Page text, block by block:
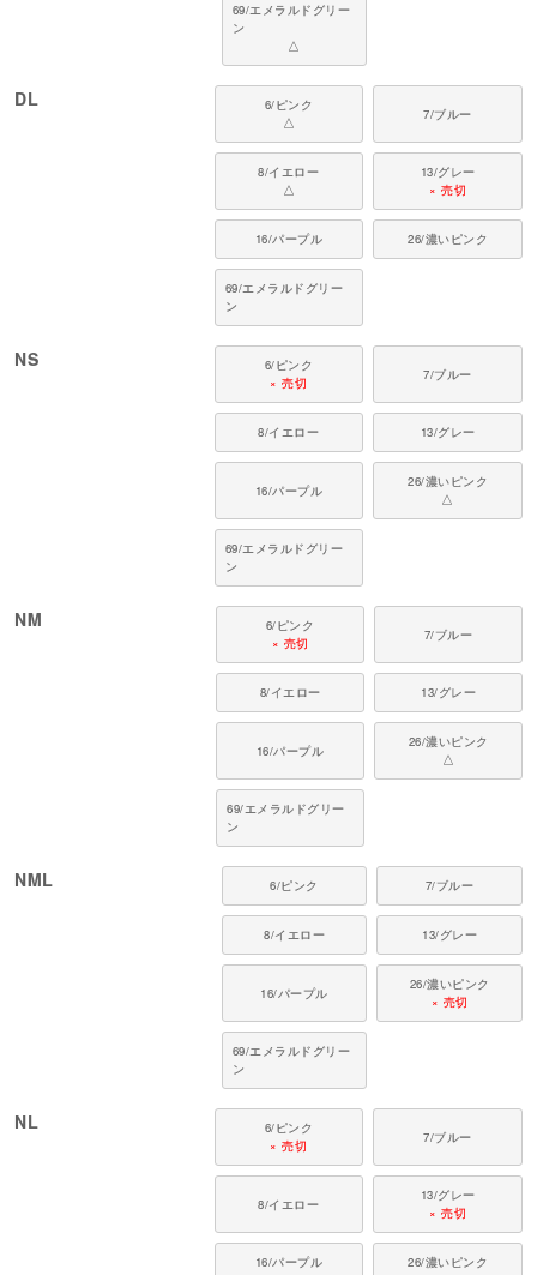
69/エメラルドグリー
ン
△
DL
6/ピンク
△
7/ブルー
8/イエロー
△
13/グレー
× 売切
16/パープル 26/濃いピンク
69/エメラルドグリー
ン
NS
6/ピンク
× 売切
7/ブルー
8/イエロー 13/グレー
16/パープル
26/濃いピンク
△
69/エメラルドグリー
ン
NM
6/ピンク
× 売切
7/ブルー
8/イエロー 13/グレー
16/パープル
26/濃いピンク
△
69/エメラルドグリー
ン
NML 6/ピンク 7/ブルー
8/イエロー 13/グレー
16/パープル
26/濃いピンク
× 売切
69/エメラルドグリー
ン
NL
6/ピンク
× 売切
7/ブルー
8/イエロー
13/グレー
× 売切
16/パープル 26/濃いピンク